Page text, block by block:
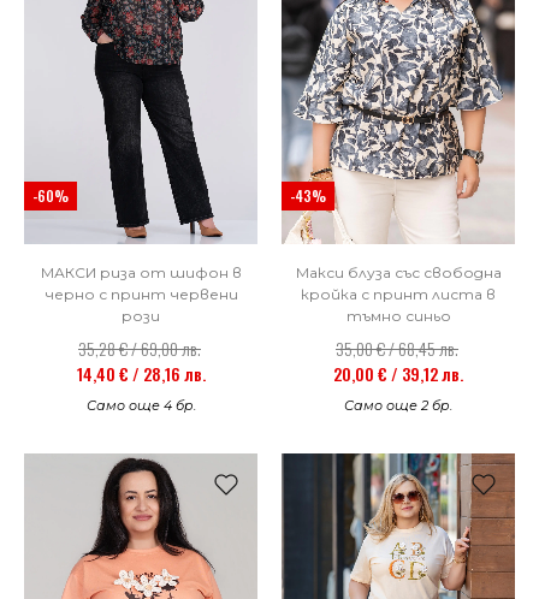
-60%
МАКСИ риза от шифон в
черно с принт червени
рози
35,28 € / 69,00 лв.
14,40 € / 28,16 лв.
Само още 4 бр.
-43%
Макси блуза със свободна
кройка с принт листа в
тъмно синьо
35,00 € / 68,45 лв.
20,00 € / 39,12 лв.
Само още 2 бр.